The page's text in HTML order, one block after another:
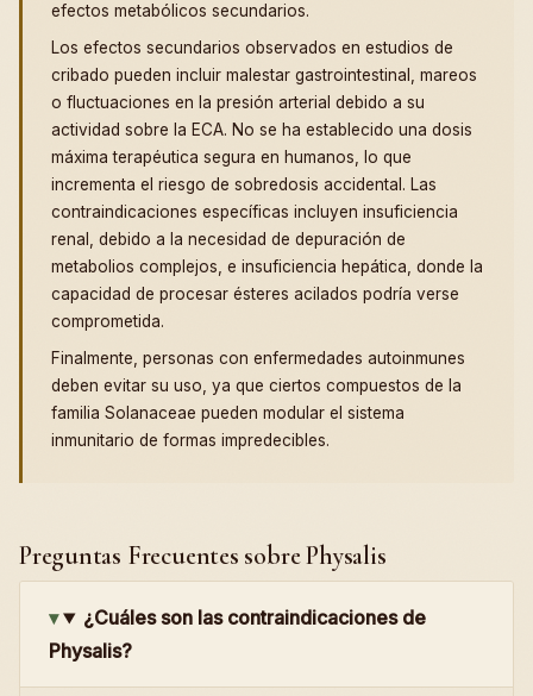
efectos metabólicos secundarios.
Los efectos secundarios observados en estudios de
cribado pueden incluir malestar gastrointestinal, mareos
o fluctuaciones en la presión arterial debido a su
actividad sobre la ECA. No se ha establecido una dosis
máxima terapéutica segura en humanos, lo que
incrementa el riesgo de sobredosis accidental. Las
contraindicaciones específicas incluyen insuficiencia
renal, debido a la necesidad de depuración de
metabolios complejos, e insuficiencia hepática, donde la
capacidad de procesar ésteres acilados podría verse
comprometida.
Finalmente, personas con enfermedades autoinmunes
deben evitar su uso, ya que ciertos compuestos de la
familia Solanaceae pueden modular el sistema
inmunitario de formas impredecibles.
Preguntas Frecuentes sobre Physalis
¿Cuáles son las contraindicaciones de
Physalis?